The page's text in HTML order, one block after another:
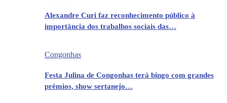
Alexandre Curi faz reconhecimento público à
importância dos trabalhos sociais das…
Congonhas
Festa Julina de Congonhas terá bingo com grandes
prêmios, show sertanejo…